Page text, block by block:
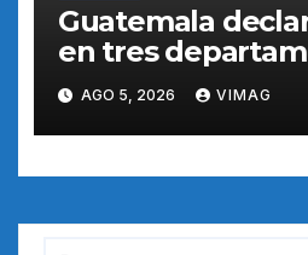
Guatemala
en tres
intensa actividad
de Fuego
AGO 5, 2026 VIMAG